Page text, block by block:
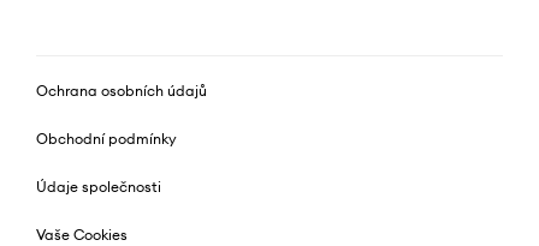
Ochrana osobních údajů
Obchodní podmínky
Údaje společnosti
Vaše Cookies